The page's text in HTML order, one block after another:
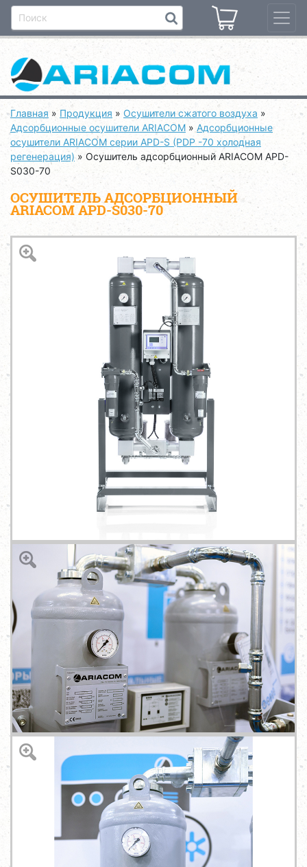
Главная » Продукция » Осушители сжатого воздуха »
Адсорбционные осушители ARIACOM » Адсорбционные
осушители ARIACOM серии APD-S (PDP -70 холодная
регенерация) » Осушитель адсорбционный ARIACOM APD-
S030-70
ОСУШИТЕЛЬ АДСОРБЦИОННЫЙ
ARIACOM APD-S030-70